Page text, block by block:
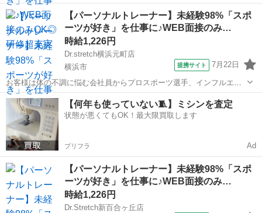
サーなど様々！ ストレッチを通して肩こりや腰痛などの悩みを改善し
たり ボディメイクやコンディショニングを行います！ ▼受付 ▼ヒア
リングシートをもとにお悩みを...
神奈川 平塚市 平塚駅 エステ
【パーソナルトレーナー】未経験98%「スポ
ーツが好き」を仕事に♪WEB面接のみ…
時給1,226円
Dr.stretch横浜元町店
横浜市
提携サイト 7月22日
お客様は体の不調に悩む会社員からプロスポーツ選手、インフルエン
サーなど様々！ ストレッチを通して肩こりや腰痛などの悩みを改善し
たり ボディメイクやコンディショニングを行います！ <お仕事の流れ
> ▼受付 ▼ヒアリングシート...
神奈川 横浜市 エステ
【何年も使っていない🧵】ミシンを査定
状態が悪くてもOK！最大限買取します
プリフラ Ad
【パーソナルトレーナー】未経験98%「スポ
ーツが好き」を仕事に♪WEB面接のみ…
時給1,226円
Dr.Stretch新百合ヶ丘店